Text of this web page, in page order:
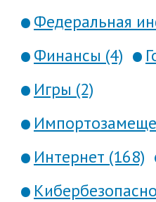
Федеральная
Финансы (4)
Игры (2)
Интернет (168)